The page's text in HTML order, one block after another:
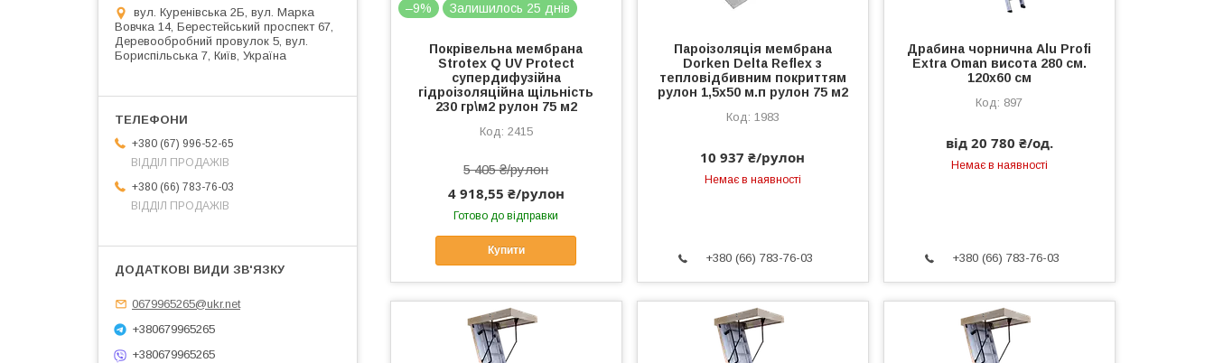
–9% Залишилось 25 днів
Покрівельна мембрана
Strotex Q UV Protect
супердифузійна
гідроізоляційна щільність
230 гр\м2 рулон 75 м2
2415
5 405 ₴/рулон
4 918,55 ₴/рулон
Готово до відправки
Купити
Пароізоляція мембрана
Dorken Delta Reflex з
тепловідбивним покриттям
рулон 1,5х50 м.п рулон 75 м2
1983
10 937 ₴/рулон
Немає в наявності
+380 (66) 783-76-03
Драбина чорнична Alu Profi
Extra Oman висота 280 см.
120х60 см
897
від 20 780 ₴/од.
Немає в наявності
+380 (66) 783-76-03
вул. Куренівська 2Б, вул. Марка
Вовчка 14, Берестейський проспект 67,
Деревообробний провулок 5, вул.
Бориспільська 7, Київ, Україна
+380 (67) 996-52-65
ВІДДІЛ ПРОДАЖІВ
+380 (66) 783-76-03
ВІДДІЛ ПРОДАЖІВ
0679965265@ukr.net
+380679965265
+380679965265